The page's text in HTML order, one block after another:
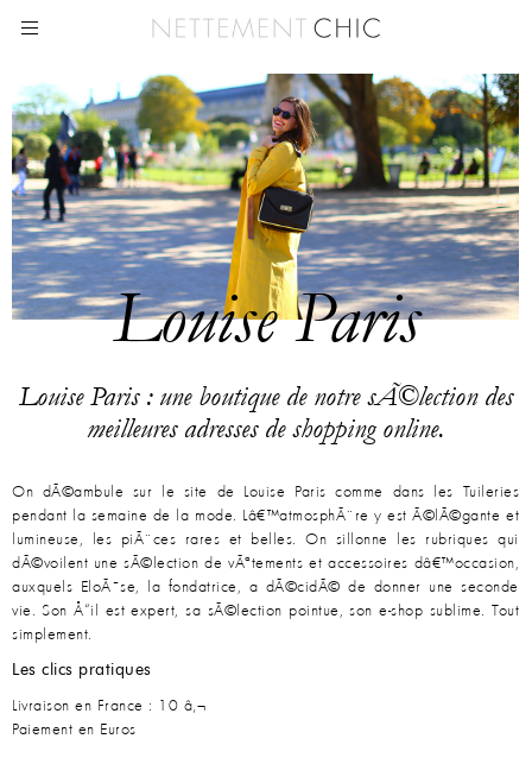
Louise Paris
Louise Paris : une boutique de notre sÃ©lection des
meilleures adresses de shopping online.
On dÃ©ambule sur le site de Louise Paris comme dans les Tuileries
pendant la semaine de la mode. Lâ€™atmosphÃ¨re y est Ã©lÃ©gante et
lumineuse, les piÃ¨ces rares et belles. On sillonne les rubriques qui
dÃ©voilent une sÃ©lection de vÃªtements et accessoires dâ€™occasion,
auxquels EloÃ¯se, la fondatrice, a dÃ©cidÃ© de donner une seconde
vie. Son Å“il est expert, sa sÃ©lection pointue, son e-shop sublime. Tout
simplement.
Les clics pratiques
Livraison en France : 10 â‚¬
Paiement en Euros